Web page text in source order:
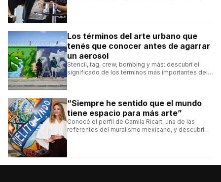
Los términos del arte urbano que
tenés que conocer antes de agarrar
un aerosol
Stencil, tag, crew, bombing y más: descubrí el
significado de los términos más importantes del
“Siempre he sentido que el mundo
tiene espacio para más arte”
Conocé el perfil de Camila Ricart, una de las
referentes del muralismo mexicano, y descubrí